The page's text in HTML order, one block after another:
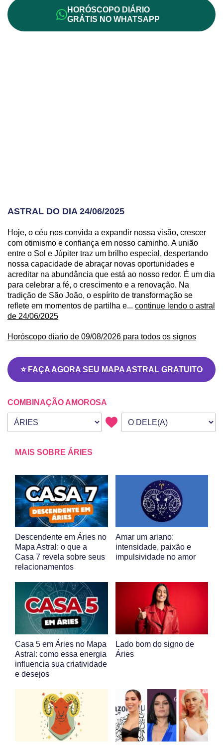
HORÓSCOPO DIÁRIO
GRÁTIS NO WHATSAPP
ASTRAL DO DIA 24/06/2025
Hoje, o céu nos convida a expandir nossa visão, crescer
com otimismo e confiança em nosso caminho. A união
entre o Sol e Júpiter traz um brilho especial, despertando
nossa capacidade de abraçar novas oportunidades e
acreditar na abundância que está ao nosso redor. É um dia
para celebrar a fé, o crescimento e a renovação. Na
tradição de São João, o espírito de transformação se
reflete em momentos de partilha e... continue lendo o astral
de 24/06/2025
Horóscopo diario de 09/08/2026 para todos os signos
⭐ FAÇA AGORA SEU MAPA ASTRAL GRATUITO
COMBINAÇÃO AMOROSA
Seu signo
Signo da outra pessoa
MAIS SOBRE ÁRIES
Descendente em Áries no
Mapa Astral: o que a
Casa 7 revela sobre seus
relacionamentos
Amar um ariano:
intensidade, paixão e
impulsividade no amor
Casa 5 em Áries no Mapa
Astral: como essa energia
influencia sua criatividade
e desejos
Lado bom do signo de
Áries